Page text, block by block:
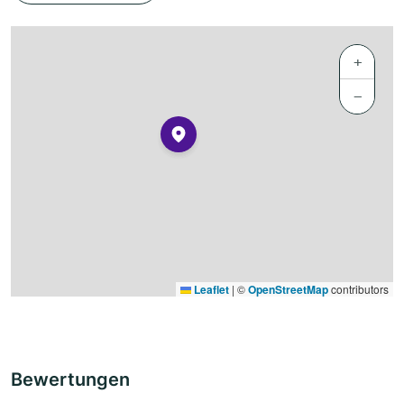
+
−
Leaflet | ©OpenStreetMapcontributors
Bewertungen